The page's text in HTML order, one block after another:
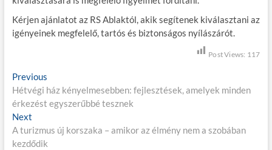
Kérjen ajánlatot az RS Ablaktól, akik segítenek kiválasztani az
igényeinek megfelelő, tartós és biztonságos nyílászárót.
Post Views: 117
B
e
j
e
Previous
r
e
i
o
Hétvégi ház kényelmesebben: fejlesztések, amelyek minden
érkezést egyszerűbbé tesznek
Next
e
x
A turizmus új korszaka – amikor az élmény nem a szobában
kezdődik